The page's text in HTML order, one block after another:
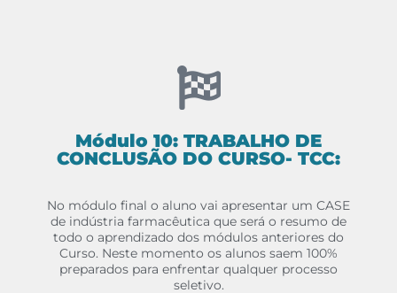
Módulo 10: TRABALHO DE
CONCLUSÃO DO CURSO- TCC:
No módulo final o aluno vai apresentar um CASE
de indústria farmacêutica que será o resumo de
todo o aprendizado dos módulos anteriores do
Curso. Neste momento os alunos saem 100%
preparados para enfrentar qualquer processo
seletivo.